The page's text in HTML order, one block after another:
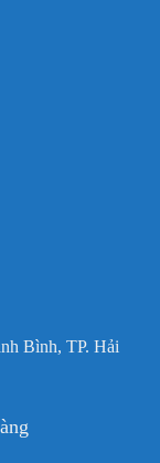
Bình, TP. Hải